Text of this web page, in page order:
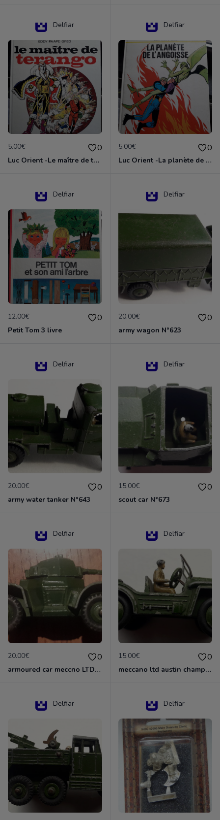
Delfiar
5.00€ 0
Luc Orient -Le maître de terango
Delfiar
5.00€ 0
Luc Orient -La planète de l'angoisse
Delfiar
12.00€ 0
Petit Tom 3 livre
Delfiar
20.00€ 0
army wagon N°623
Delfiar
20.00€ 0
army water tanker N°643
Delfiar
15.00€ 0
scout car N°673
Delfiar
20.00€ 0
armoured car meccno LTD N°670
Delfiar
15.00€ 0
meccano ltd austin champ N°674
Delfiar Delfiar